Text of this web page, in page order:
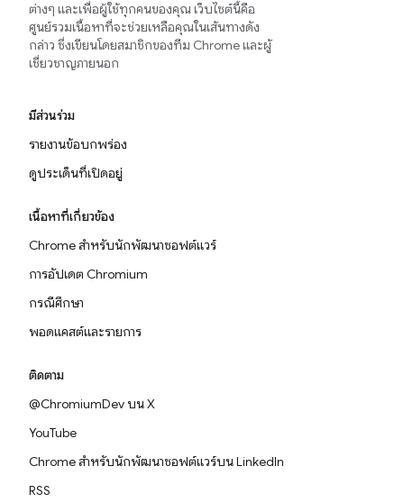
ต่างๆ และเพื่อผู้ใช้ทุกคนของคุณ เว็บไซต์นี้คือ
ศูนย์รวมเนื้อหาที่จะช่วยเหลือคุณในเส้นทางดัง
กล่าว ซึ่งเขียนโดยสมาชิกของทีม Chrome และผู้
เชี่ยวชาญภายนอก
มีส่วนร่วม
รายงานข้อบกพร่อง
ดูประเด็นที่เปิดอยู่
เนื้อหาที่เกี่ยวข้อง
Chrome สำหรับนักพัฒนาซอฟต์แวร์
การอัปเดต Chromium
กรณีศึกษา
พอดแคสต์และรายการ
ติดตาม
@ChromiumDev บน X
YouTube
Chrome สำหรับนักพัฒนาซอฟต์แวร์บน LinkedIn
RSS